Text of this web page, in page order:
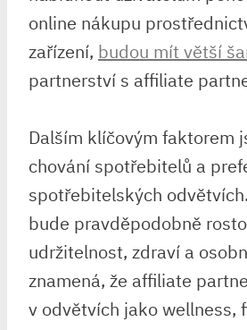
online nákupu
zařízení, budou mít větší
partnerství s affiliate
Dalším klíčovým faktorem
chování spotřebitelů a
spotřebitelských
bude pravděpodobně
udržitelnost, zdraví a
znamená, že affiliate
v odvětvích jako wellness,